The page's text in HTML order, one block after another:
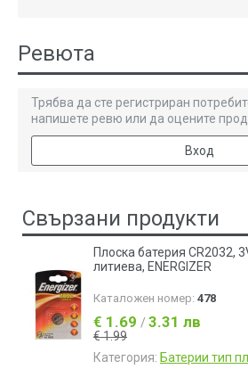
Ревюта
Трябва да сте регистриран
напишете ревю или да оцените
Вход
Свързани продукти
Плоска батерия CR2032,
литиева, ENERGIZER
Каталожен номер: 478
€ 1.69 / 3.31 лв
€ 1.99
Категория: Батерии тип